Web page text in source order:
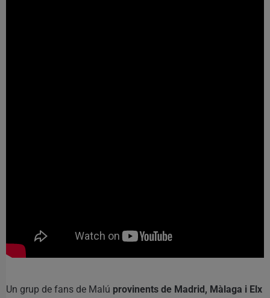
Un grup de fans de Malú provinents de Madrid, Màlaga i Elx